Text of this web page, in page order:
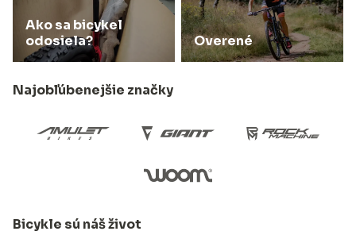
Ako sa bicykel
odosiela?
Overené
Najobľúbenejšie značky
Bicykle sú náš život